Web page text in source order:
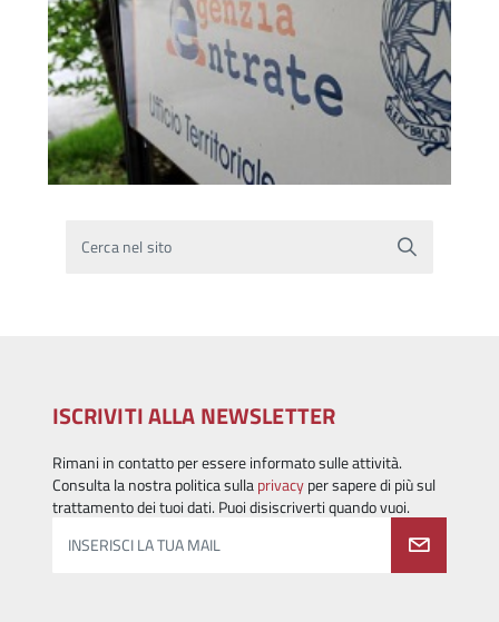
Cerca nel sito
ISCRIVITI ALLA NEWSLETTER
Rimani in contatto per essere informato sulle attività.
Consulta la nostra politica sullaprivacyper sapere di più sul
trattamento dei tuoi dati. Puoi disiscriverti quando vuoi.
INSERISCI LA TUA MAIL